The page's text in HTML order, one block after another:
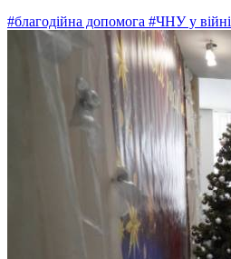
#благодійна допомога #ЧНУ у війні